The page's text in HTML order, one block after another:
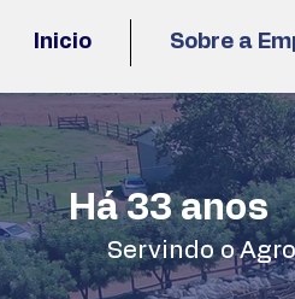
Inicio Sobre a
Há 33 anos
Servindo o